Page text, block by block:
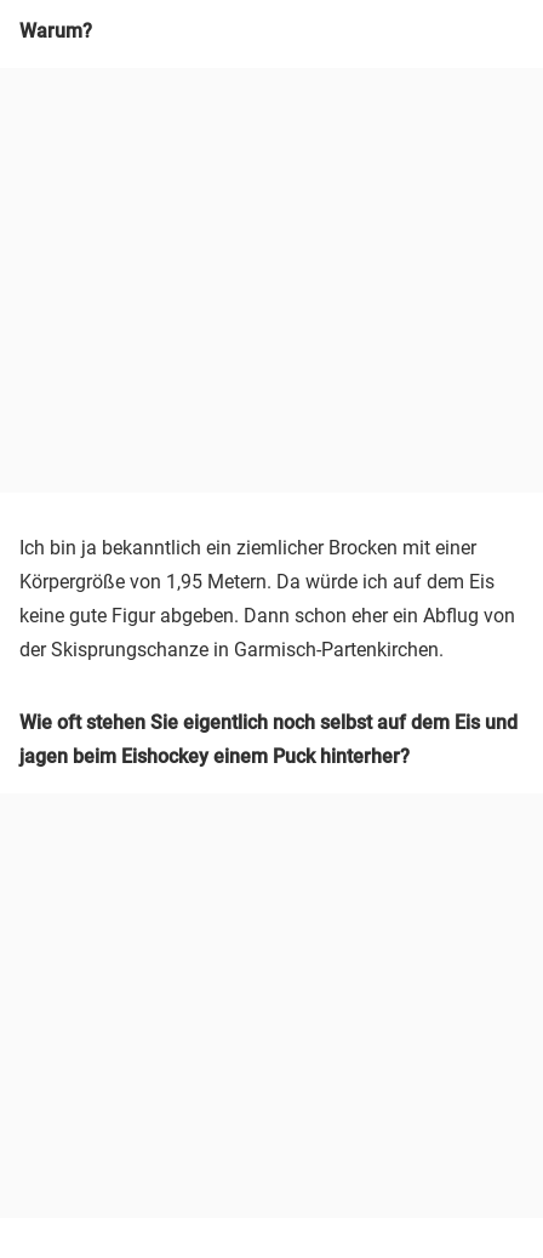
Warum?
Ich bin ja bekanntlich ein ziemlicher Brocken mit einer
Körpergröße von 1,95 Metern. Da würde ich auf dem Eis
keine gute Figur abgeben. Dann schon eher ein Abflug von
der Skisprungschanze in Garmisch-Partenkirchen.
Wie oft stehen Sie eigentlich noch selbst auf dem Eis und
jagen beim Eishockey einem Puck hinterher?